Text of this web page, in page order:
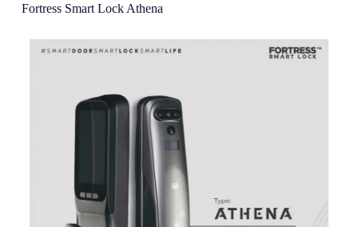
Fortress Smart Lock Athena